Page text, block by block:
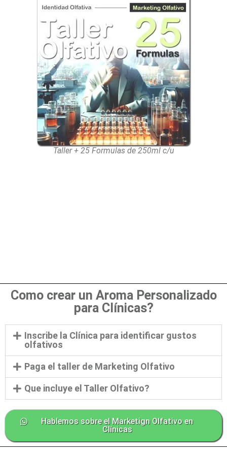
Taller + 25 Formulas de 250ml c/u
Como crear un Aroma Personalizado
para Clínicas?
Inscribe la Clínica para identificar gustos
olfativos
Paga el taller de Marketing Olfativo
Que incluye el Taller Olfativo?
Hablemos sobre el Marketign Olfativo en
Clínicas